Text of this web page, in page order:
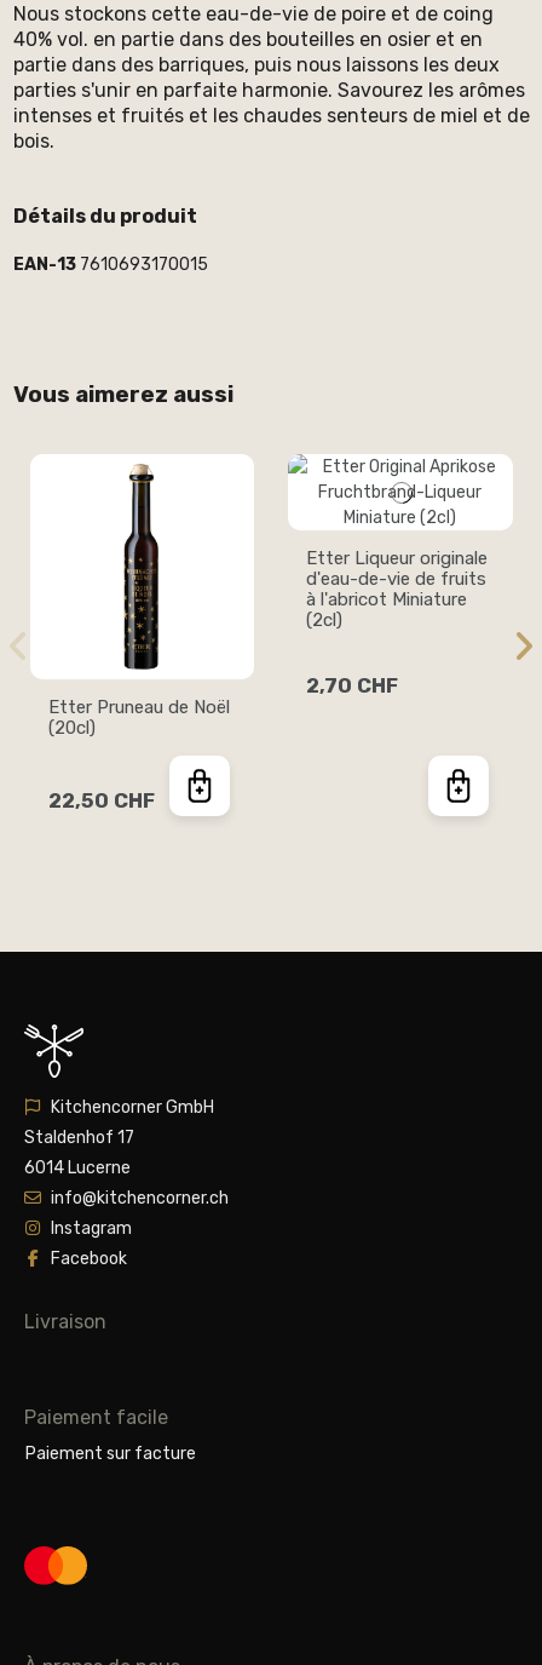
Nous stockons cette eau-de-vie de poire et de coing
40% vol. en partie dans des bouteilles en osier et en
partie dans des barriques, puis nous laissons les deux
parties s'unir en parfaite harmonie. Savourez les arômes
intenses et fruités et les chaudes senteurs de miel et de
bois.
Détails du produit
EAN-13 7610693170015
Vous aimerez aussi
Etter Pruneau de Noël
(20cl)
22,50 CHF
Etter Liqueur originale
d'eau-de-vie de fruits
à l'abricot Miniature
(2cl)
2,70 CHF
Kitchencorner GmbH
Staldenhof 17
6014 Lucerne
info@kitchencorner.ch
Instagram
Facebook
Livraison
Paiement facile
Paiement sur facture